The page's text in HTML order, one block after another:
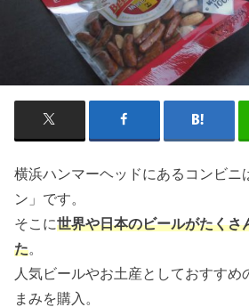
横浜ハンマーヘッドにあるコンビニ
ン」です。
そこに世界や日本のビールがたくさ
た
人気ビールやお土産としておすすめ
まみを購入。